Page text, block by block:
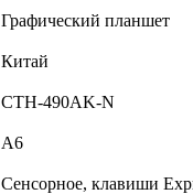
Графический планшет
Китай
CTH-490AK-N
A6
Сенсорное, клавиши